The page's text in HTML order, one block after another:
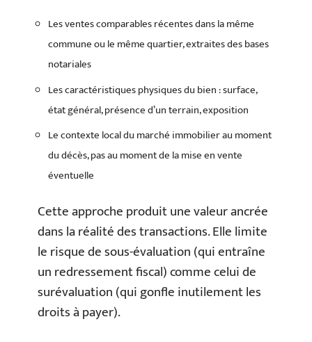
Les ventes comparables récentes dans la même
commune ou le même quartier, extraites des bases
notariales
Les caractéristiques physiques du bien : surface,
état général, présence d’un terrain, exposition
Le contexte local du marché immobilier au moment
du décès, pas au moment de la mise en vente
éventuelle
Cette approche produit une valeur ancrée
dans la réalité des transactions. Elle limite
le risque de sous-évaluation (qui entraîne
un redressement fiscal) comme celui de
surévaluation (qui gonfle inutilement les
droits à payer).